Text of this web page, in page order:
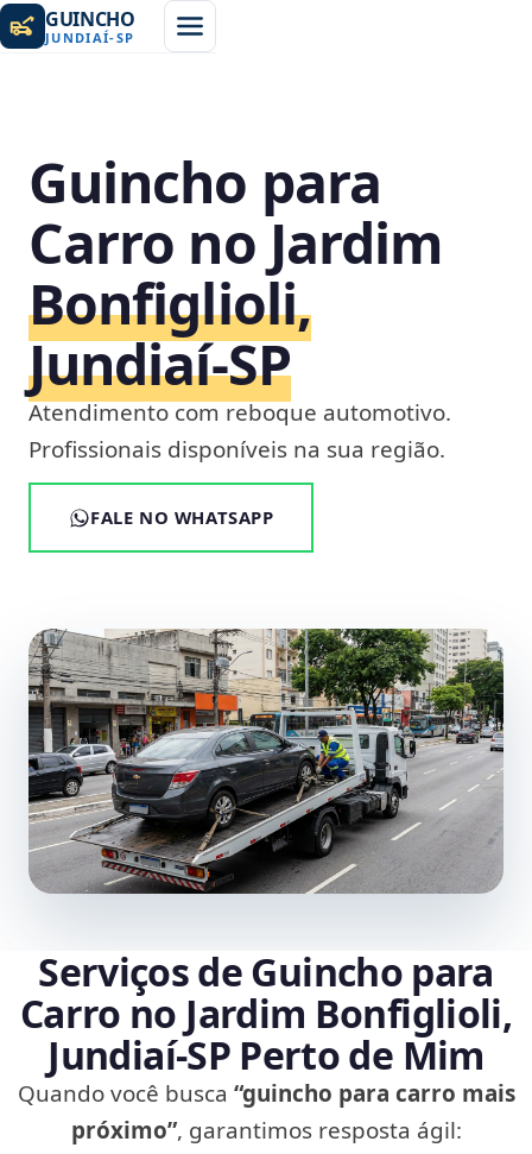
GUINCHO
JUNDIAÍ-SP
Guincho para
Carro no Jardim
Bonfiglioli,
Jundiaí‑SP
Atendimento com reboque automotivo.
Profissionais disponíveis na sua região.
FALE NO WHATSAPP
Serviços de Guincho para
Carro no Jardim Bonfiglioli,
Jundiaí‑SP Perto de Mim
Quando você busca “guincho para carro mais
próximo”, garantimos resposta ágil: